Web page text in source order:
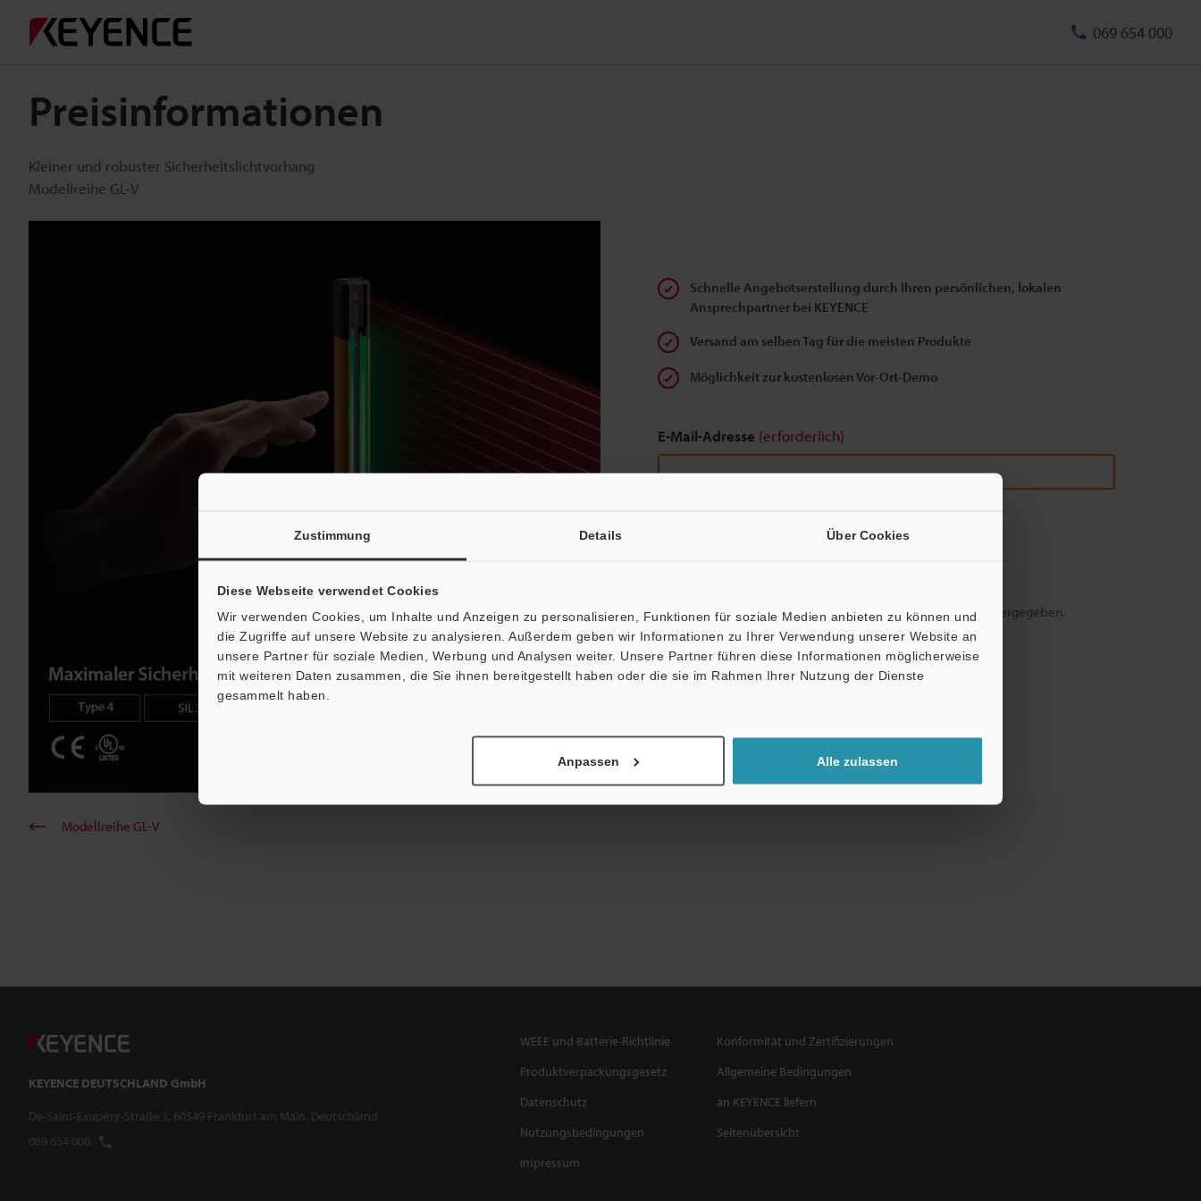
Zustimmung Details Über Cookies
Diese Webseite verwendet Cookies
Wir verwenden Cookies, um Inhalte und Anzeigen zu personalisieren, Funktionen für soziale Medien anbieten zu können und
die Zugriffe auf unsere Website zu analysieren. Außerdem geben wir Informationen zu Ihrer Verwendung unserer Website an
unsere Partner für soziale Medien, Werbung und Analysen weiter. Unsere Partner führen diese Informationen möglicherweise
mit weiteren Daten zusammen, die Sie ihnen bereitgestellt haben oder die sie im Rahmen Ihrer Nutzung der Dienste
gesammelt haben.
Anpassen Alle zulassen
069 654 000
Preisinformationen
Kleiner und robuster Sicherheitslichtvorhang
Modellreihe GL-V
Schnelle Angebotserstellung durch Ihren persönlichen, lokalen
Ansprechpartner bei KEYENCE
Versand am selben Tag für die meisten Produkte
Möglichkeit zur kostenlosen Vor-Ort-Demo
E-Mail-Adresse (erforderlich)
Datenschutz ist uns wichtig - Ihre Daten werden niemals weitergegeben.
Datenschutz
Modellreihe GL-V
KEYENCE DEUTSCHLAND GmbH
De-Saint-Exupéry-Straße 3, 60549 Frankfurt am Main, Deutschland
069 654 000
WEEE und Batterie-Richtlinie
Konformität und Zertifizierungen
Produktverpackungsgesetz
Allgemeine Bedingungen
Datenschutz
an KEYENCE liefern
Nutzungsbedingungen
Seitenübersicht
Impressum